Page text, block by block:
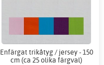
Enfärgat trikåtyg / jersey - 150
cm (ca 25 olika färgval)